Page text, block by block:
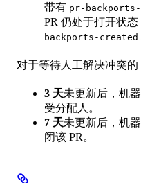
带有 pr-
PR 仍处于打开状
backports-created
对于等待人工解决冲突的
3 天未更新后，机
受分配人。
7 天未更新后，机
闭该 PR。